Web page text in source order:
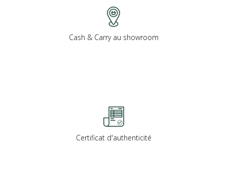
Cash & Carry au showroom
Certificat d'authenticité